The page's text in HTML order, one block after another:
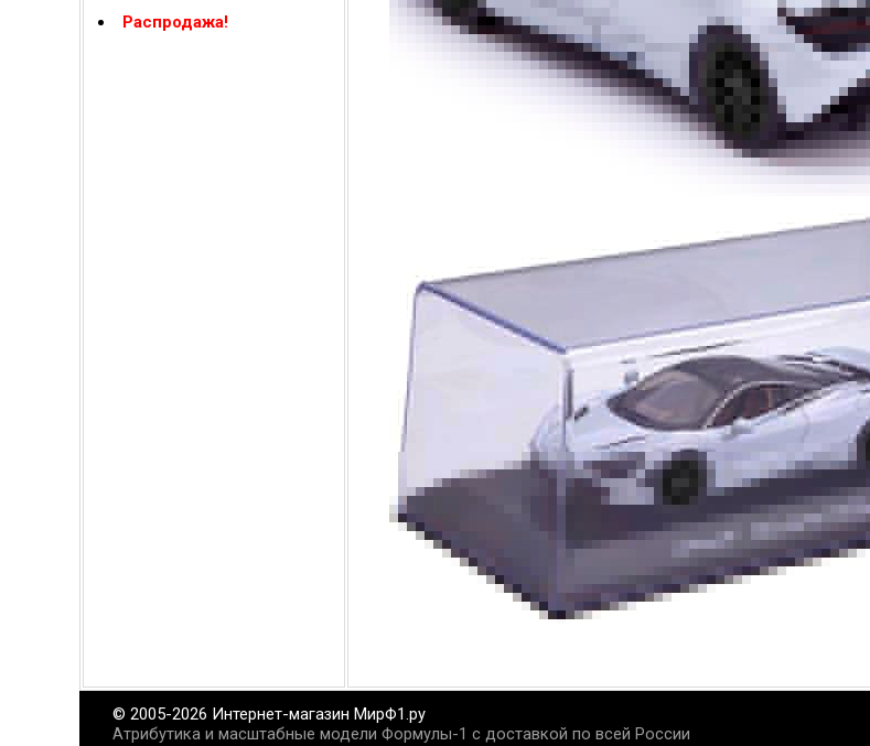
Распродажа!
© 2005-2026 Интернет-магазин МирФ1.ру
Атрибутика и масштабные модели Формулы-1 с доставкой по всей России